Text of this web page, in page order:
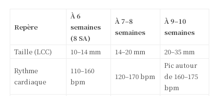
Repère
À 6
semaines
(8 SA)
À 7–8
semaines
À 9–10
semaines
Taille (LCC) 10–14 mm 14–20 mm 20–35 mm
Rythme
cardiaque
110–160
bpm
120–170 bpm
Pic autour
de 160–175
bpm